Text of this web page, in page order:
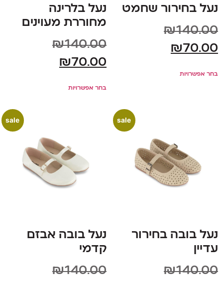
נעל בחירור שחמט
₪140.00
₪ 70.00
בחר אפשרויות
נעל בלרינה
מחוררת מעוינים
₪140.00
₪ 70.00
בחר אפשרויות
sale
נעל בובה בחירור
עדיין
₪140.00
sale
נעל בובה אבזם
קדמי
₪140.00